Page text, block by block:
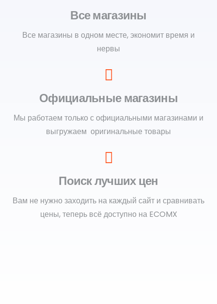
Все магазины
Все магазины в одном месте, экономит время и
нервы
Официальные магазины
Мы работаем только с официальными магазинами и
выгружаем оригинальные товары
Поиск лучших цен
Вам не нужно заходить на каждый сайт и сравнивать
цены, теперь всё доступно на ECOMX